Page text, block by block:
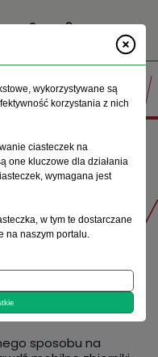
PL
sposobu na
wykorzystywane są
korzystania z nich
ciasteczek na
one kluczowe dla działania
wymagana jest
w tym te dostarczane
na naszym portalu.